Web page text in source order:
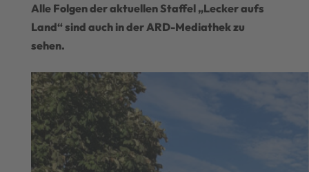
Alle Folgen der aktuellen Staffel „Lecker aufs
Land“ sind auch in der ARD-Mediathek zu
sehen.